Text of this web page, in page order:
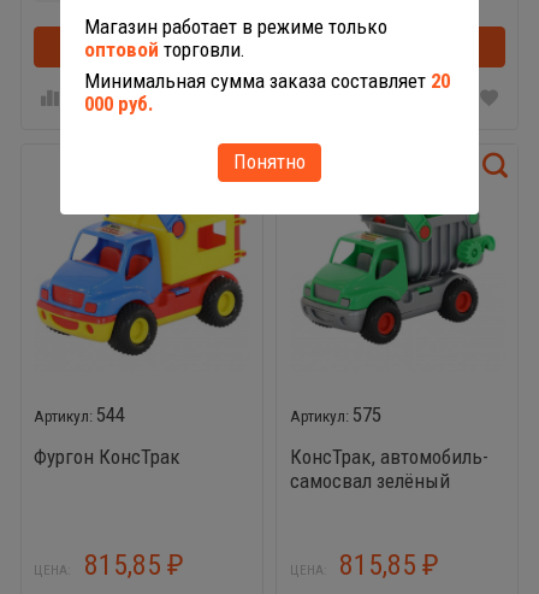
В корзину
544
Фургон КонсТрак
ЦЕНА: 815,85 ₽
575
КонсТрак, автомобиль-
самосвал зелёный
ЦЕНА: 815,85₽
Магазин работает в режиме только
оптовой торговли.
Минимальная сумма заказа составляет 20
000 руб.
Понятно